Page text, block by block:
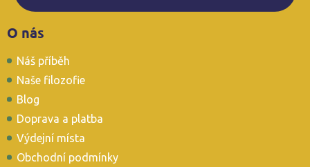
O nás
Náš příběh
Naše filozofie
Blog
Doprava a platba
Výdejní místa
Obchodní podmínky